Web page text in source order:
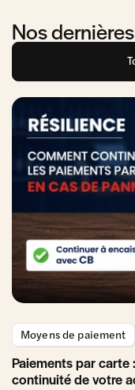
Nos
Moyens de paiement
Paiements par carte
continuité de votre